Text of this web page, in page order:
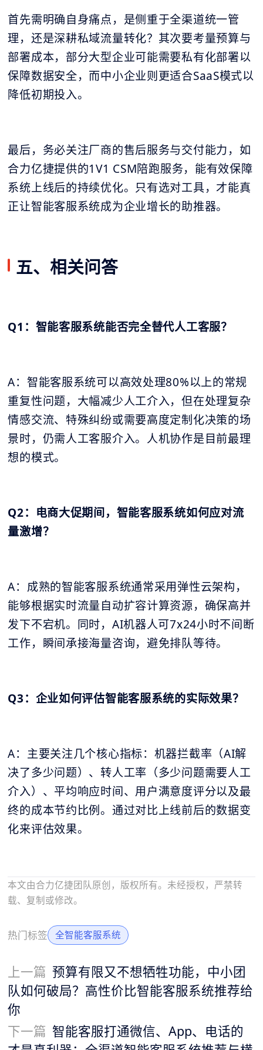
首先需明确自身痛点，是侧重于全渠道统一管
理，还是深耕私域流量转化？其次要考量预算与
部署成本，部分大型企业可能需要私有化部署以
保障数据安全，而中小企业则更适合SaaS模式以
降低初期投入。
最后，务必关注厂商的售后服务与交付能力，如
合力亿捷提供的1V1 CSM陪跑服务，能有效保障
系统上线后的持续优化。只有选对工具，才能真
正让智能客服系统成为企业增长的助推器。
五、相关问答
Q1：智能客服系统能否完全替代人工客服？
A：智能客服系统可以高效处理80%以上的常规
重复性问题，大幅减少人工介入，但在处理复杂
情感交流、特殊纠纷或需要高度定制化决策的场
景时，仍需人工客服介入。人机协作是目前最理
想的模式。
Q2：电商大促期间，智能客服系统如何应对流
量激增？
A：成熟的智能客服系统通常采用弹性云架构，
能够根据实时流量自动扩容计算资源，确保高并
发下不宕机。同时，AI机器人可7x24小时不间断
工作，瞬间承接海量咨询，避免排队等待。
Q3：企业如何评估智能客服系统的实际效果？
A：主要关注几个核心指标：机器拦截率（AI解
决了多少问题）、转人工率（多少问题需要人工
介入）、平均响应时间、用户满意度评分以及最
终的成本节约比例。通过对比上线前后的数据变
化来评估效果。
本文由合力亿捷团队原创，版权所有。未经授权，严禁转
载、复制或修改。
热门标签 全智能客服系统
上一篇 预算有限又不想牺牲功能，中小团
队如何破局？高性价比智能客服系统推荐给
你
下一篇 智能客服打通微信、App、电话的